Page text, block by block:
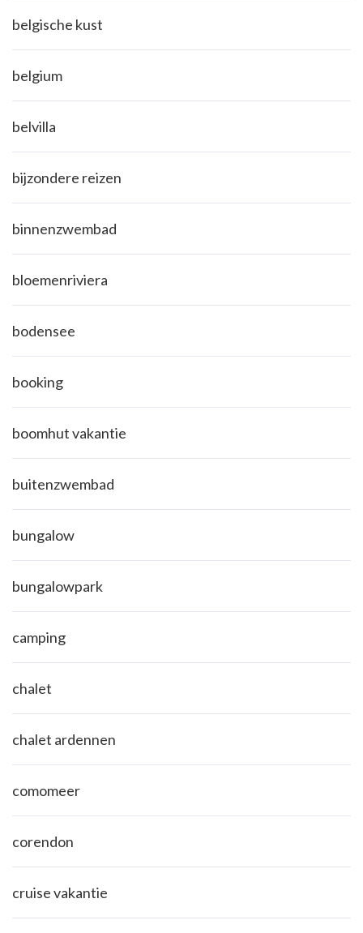
belgische kust
belgium
belvilla
bijzondere reizen
binnenzwembad
bloemenriviera
bodensee
booking
boomhut vakantie
buitenzwembad
bungalow
bungalowpark
camping
chalet
chalet ardennen
comomeer
corendon
cruise vakantie